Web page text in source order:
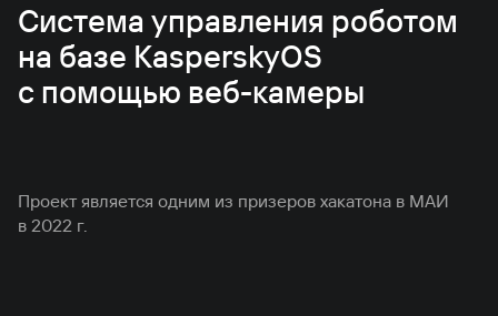
Система управления роботом
на базе KasperskyOS
с помощью веб-камеры
Проект является одним из призеров хакатона в МАИ
в 2022 г.